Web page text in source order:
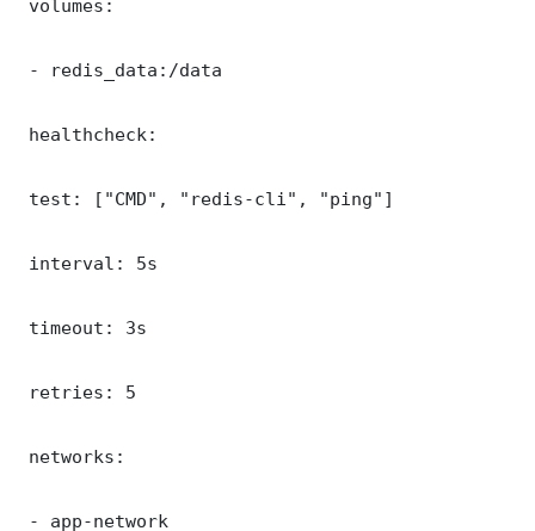
volumes:
- redis_data:/data
healthcheck:
test: ["CMD", "redis-cli", "ping"]
interval: 5s
timeout: 3s
retries: 5
networks:
- app-network